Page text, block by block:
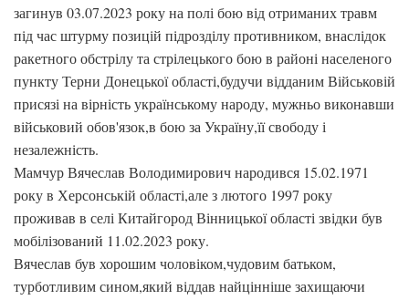
загинув 03.07.2023 року на полі бою від отриманих травм
під час штурму позицій підрозділу противником, внаслідок
ракетного обстрілу та стрілецького бою в районі населеного
пункту Терни Донецької області,будучи відданим Військовій
присязі на вірність українському народу, мужньо виконавши
військовий обов'язок,в бою за Україну,її свободу і
незалежність.
Мамчур Вячеслав Володимирович народився 15.02.1971
року в Херсонській області,але з лютого 1997 року
проживав в селі Китайгород Вінницької області звідки був
мобілізований 11.02.2023 року.
Вячеслав був хорошим чоловіком,чудовим батьком,
турботливим сином,який віддав найцінніше захищаючи